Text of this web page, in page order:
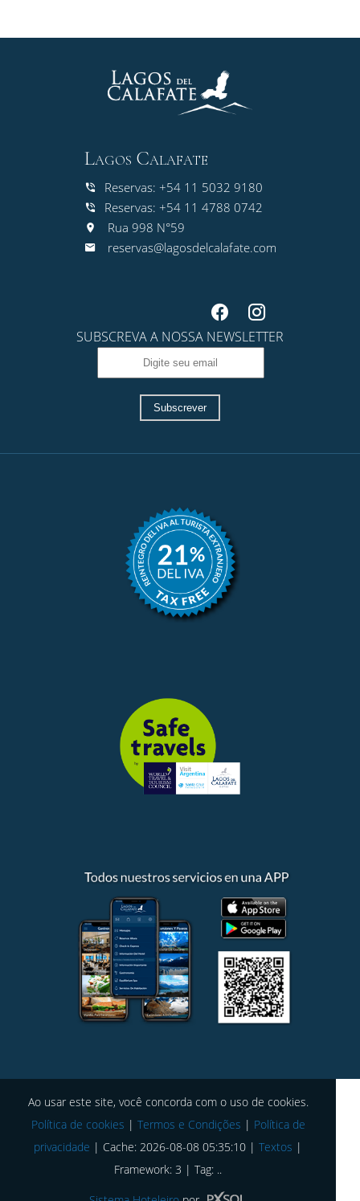
Lagos Calafate
Reservas: +54 11 5032 9180
Reservas: +54 11 4788 0742
Rua 998 N°59
reservas@lagosdelcalafate.com
SUBSCREVA A NOSSA NEWSLETTER
Subscrever
Ao usar este site, você concorda com o uso de cookies.
Política de cookies | Termos e Condições | Política de
privacidade | Cache: 2026-08-08 05:35:10 | Textos |
Framework: 3 | Tag: ..